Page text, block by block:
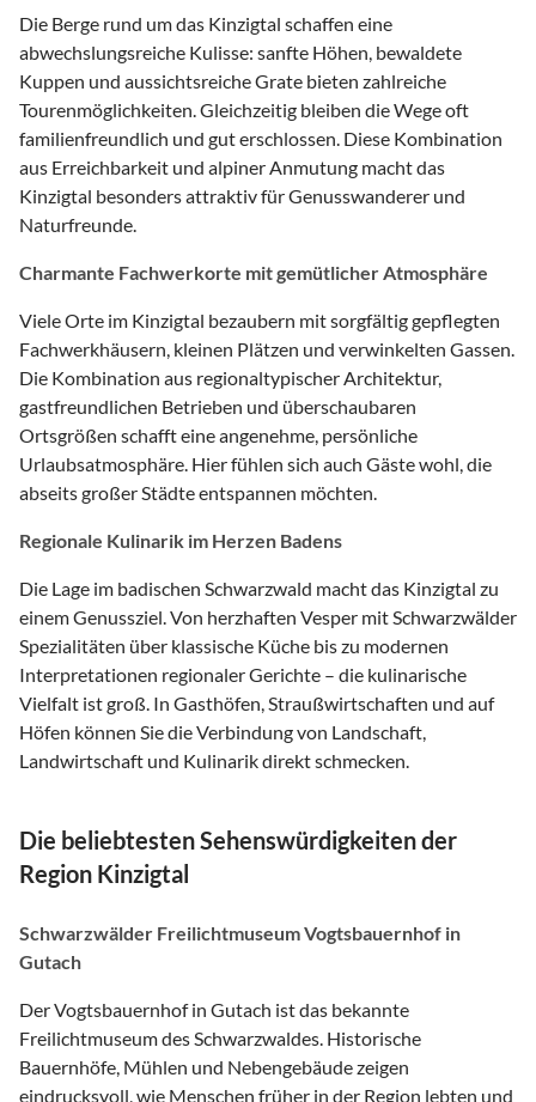
Die Berge rund um das Kinzigtal schaffen eine
abwechslungsreiche Kulisse: sanfte Höhen, bewaldete
Kuppen und aussichtsreiche Grate bieten zahlreiche
Tourenmöglichkeiten. Gleichzeitig bleiben die Wege oft
familienfreundlich und gut erschlossen. Diese Kombination
aus Erreichbarkeit und alpiner Anmutung macht das
Kinzigtal besonders attraktiv für Genusswanderer und
Naturfreunde.
Charmante Fachwerkorte mit gemütlicher Atmosphäre
Viele Orte im Kinzigtal bezaubern mit sorgfältig gepflegten
Fachwerkhäusern, kleinen Plätzen und verwinkelten Gassen.
Die Kombination aus regionaltypischer Architektur,
gastfreundlichen Betrieben und überschaubaren
Ortsgrößen schafft eine angenehme, persönliche
Urlaubsatmosphäre. Hier fühlen sich auch Gäste wohl, die
abseits großer Städte entspannen möchten.
Regionale Kulinarik im Herzen Badens
Die Lage im badischen Schwarzwald macht das Kinzigtal zu
einem Genussziel. Von herzhaften Vesper mit Schwarzwälder
Spezialitäten über klassische Küche bis zu modernen
Interpretationen regionaler Gerichte – die kulinarische
Vielfalt ist groß. In Gasthöfen, Straußwirtschaften und auf
Höfen können Sie die Verbindung von Landschaft,
Landwirtschaft und Kulinarik direkt schmecken.
Die beliebtesten Sehenswürdigkeiten der
Region Kinzigtal
Schwarzwälder Freilichtmuseum Vogtsbauernhof in
Gutach
Der Vogtsbauernhof in Gutach ist das bekannte
Freilichtmuseum des Schwarzwaldes. Historische
Bauernhöfe, Mühlen und Nebengebäude zeigen
eindrucksvoll, wie Menschen früher in der Region lebten und